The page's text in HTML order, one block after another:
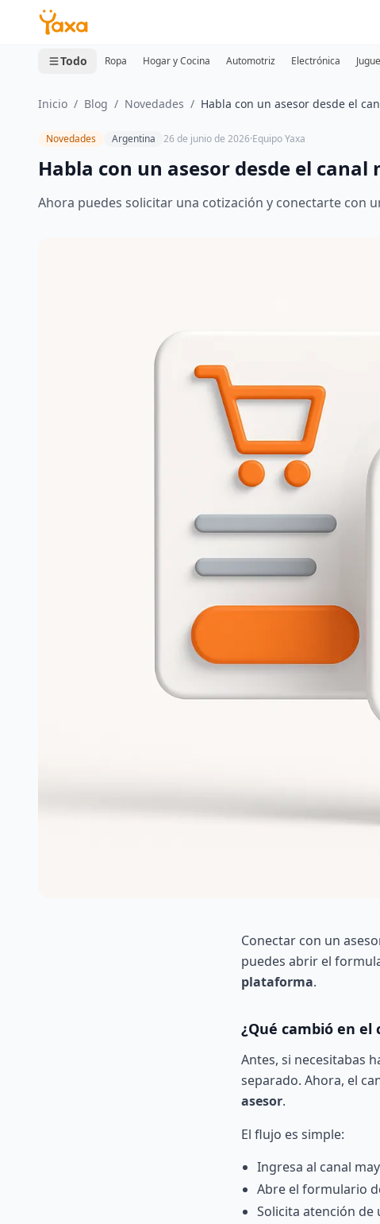
MINI CARRITO
0 productos
Todo Ropa Hogar y Cocina Automotriz Electrónica
Inicio / Blog / Novedades / Habla con un asesor desde el
Novedades Argentina 26 de junio de 2026·Equipo Yaxa
Habla con un asesor desde el canal
Ahora puedes solicitar una cotización y conectarte con
Conectar con un
puedes abrir el
plataforma.
¿Qué cambió en el
Antes, si necesitabas
separado. Ahora, el
asesor.
El flujo es simple:
Ingresa al canal
Abre el formulario
Solicita atención de